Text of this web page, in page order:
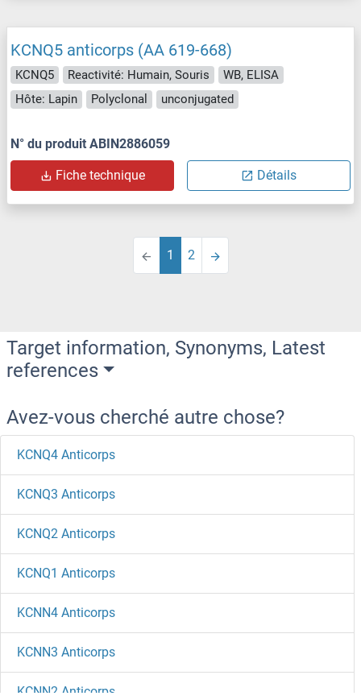
KCNQ5 anticorps (AA 619-668)
KCNQ5 Reactivité: Humain, Souris
WB, ELISA
Hôte: Lapin
Polyclonal unconjugated
N° du produit ABIN2886059
Fiche technique Détails
1 2
Target information, Synonyms, Latest
references
Avez-vous cherché autre chose?
KCNQ4 Anticorps
KCNQ3 Anticorps
KCNQ2 Anticorps
KCNQ1 Anticorps
KCNN4 Anticorps
KCNN3 Anticorps
KCNN2 Anticorps